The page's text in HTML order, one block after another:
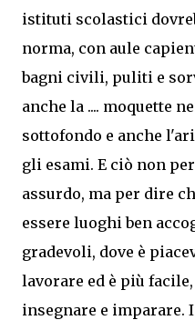
istituti scolastici
norma, con aule
bagni civili, puliti e
anche la .... moquette
sottofondo e anche
gli esami. E ciò non
assurdo, ma per dire
essere luoghi ben
gradevoli, dove è
lavorare ed è più
insegnare e imparare.